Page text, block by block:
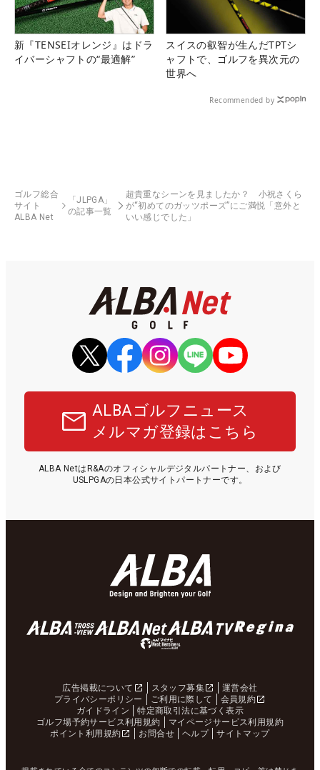
新『TENSEIオレンジ』はドラ
イバーシャフトの“最適解”
スイスの叡智が生んだTPTシ
ャフトで、ゴルフを異次元の
世界へ
Recommended by
ゴルフ総合
サイト
ALBA Net
「JLPGA」
の記事一覧
超貴重なシーンを見ましたか？ 小祝さくら
が“初めてのガッツポーズ”にご満悦「意外と
いい感じでした」
ALBAゴルフニュース
メルマガ登録はこちら
ALBA NetはR&Aのオフィシャルデジタルパートナー、および
USLPGAの日本公式サイトパートナーです。
広告掲載について スタッフ募集
運営会社
プライバシーポリシー
ご利用に際して
会員規約
ガイドライン
特定商取引法に基づく表示
ゴルフ場予約サービス利用規約
マイページサービス利用規約
ポイント利用規約
お問合せ ヘルプ サイトマップ